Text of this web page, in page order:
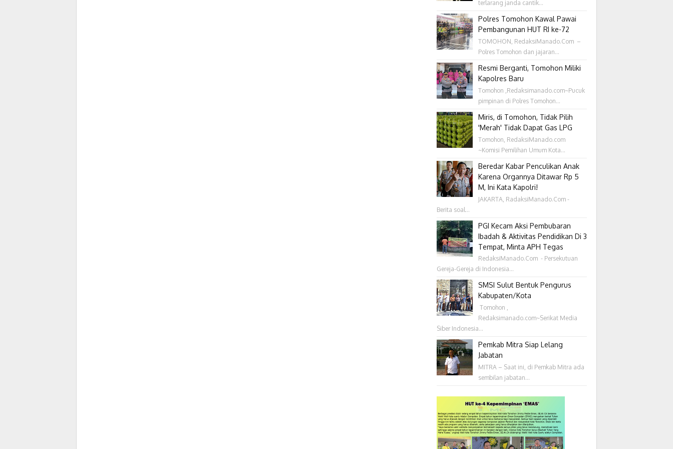
terlarang janda cantik...
Polres Tomohon Kawal Pawai
Pembangunan HUT RI ke-72
TOMOHON, RedaksiManado.Com –
Polres Tomohon dan jajaran...
Resmi Berganti, Tomohon Miliki
Kapolres Baru
Tomohon ,Redaksimanado.com~Pucuk
pimpinan di Polres Tomohon...
Miris, di Tomohon, Tidak Pilih
'Merah' Tidak Dapat Gas LPG
Tomohon, RedaksiManado.com
~Komisi Pemilihan Umum Kota...
Beredar Kabar Penculikan Anak
Karena Organnya Ditawar Rp 5
M, Ini Kata Kapolri!
JAKARTA, RadaksiManado.Com -
Berita soal...
PGI Kecam Aksi Pembubaran
Ibadah & Aktivitas Pendidikan Di 3
Tempat, Minta APH Tegas
RedaksiManado.Com - Persekutuan
Gereja-Gereja di Indonesia...
SMSI Sulut Bentuk Pengurus
Kabupaten/Kota
‎ Tomohon ,
Redaksimanado.com~Serikat Media
Siber Indonesia...
Pemkab Mitra Siap Lelang
Jabatan
MITRA – Saat ini, di Pemkab Mitra ada
sembilan jabatan...